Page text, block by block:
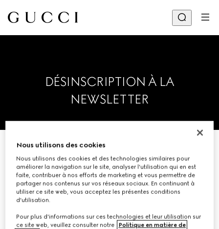
DÉSINSCRIPTION À LA
NEWSLETTER
Veuillez saisir votre adresse
électronique ci-dessous afin que
nous vous retirions de la liste de
diffusion.
ADRESSE ÉLECTRONIQUE
Nous utilisons des cookies
Nous utilisons des cookies et des technologies similaires pour
améliorer la navigation sur le site, analyser l'utilisation qui en est
faite, contribuer à nos efforts de marketing et vous permettre de
partager nos contenus sur vos réseaux sociaux. En continuant à
utiliser ce site web, vous acceptez les présentes conditions
d'utilisation.
Pour plus d'informations sur ces technologies et leur utilisation sur
ce site web, veuillez consulter notre
Politique en matière de